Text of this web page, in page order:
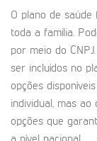
O plano de
toda a família.
por meio do
ser incluídos no
opções
individual, mas
opções que